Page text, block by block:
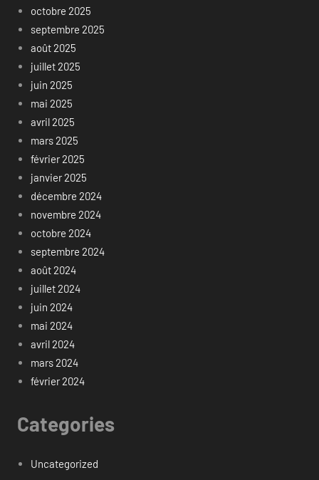
octobre 2025
septembre 2025
août 2025
juillet 2025
juin 2025
mai 2025
avril 2025
mars 2025
février 2025
janvier 2025
décembre 2024
novembre 2024
octobre 2024
septembre 2024
août 2024
juillet 2024
juin 2024
mai 2024
avril 2024
mars 2024
février 2024
Categories
Uncategorized